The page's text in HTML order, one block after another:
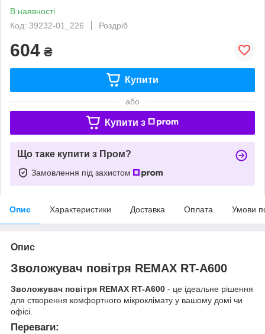
В наявності
Код: 39232-01_226
Роздріб
604 ₴
Купити
або
Купити з
Що таке купити з Пром?
Замовлення під захистом
Опис Характеристики Доставка Оплата Умови
Опис
Зволожувач повітря REMAX RT-A600
Зволожувач повітря REMAX RT-A600 - це ідеальне рішення
для створення комфортного мікроклімату у вашому домі чи
офісі.
Переваги: